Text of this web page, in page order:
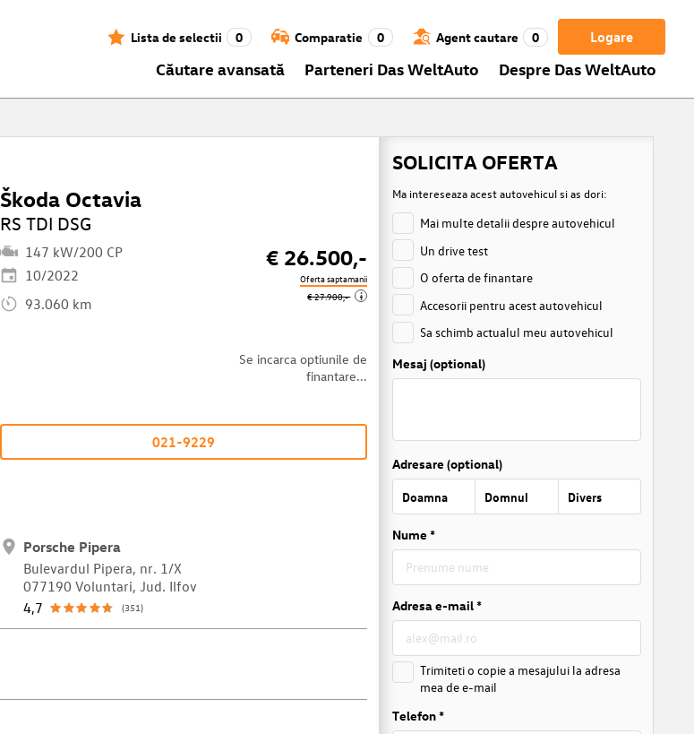
Logare
Lista de selectii 0 Comparatie 0 Agent cautare 0
Căutare avansată Parteneri Das WeltAuto Despre Das WeltAuto
Škoda Octavia
RS TDI DSG
147 kW/200 CP
10/2022
93.060 km
Se incarca optiunile de
finantare...
€ 26.500,-
Oferta saptamanii
€ 27.900,-
i
021-9229
Porsche Pipera
Bulevardul Pipera, nr. 1/X
077190 Voluntari, Jud. Ilfov
4,7
(351)
SOLICITA OFERTA
Ma intereseaza acest autovehicul si as dori:
Mai multe detalii despre autovehicul
Un drive test
O oferta de finantare
Accesorii pentru acest autovehicul
Sa schimb actualul meu autovehicul
Mesaj (optional)
Adresare (optional)
Doamna Domnul Divers
Nume *
Adresa e-mail *
Trimiteti o copie a mesajului la adresa
mea de e-mail
Telefon *